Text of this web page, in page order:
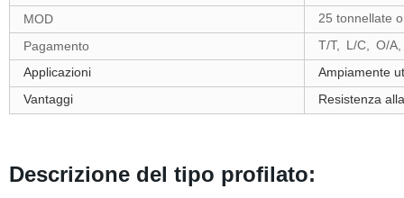
MOD
25 tonnellate
Pagamento
T/T, L/C, O/A,
Applicazioni
Ampiamente
Vantaggi
Resistenza
Descrizione del tipo profilato: